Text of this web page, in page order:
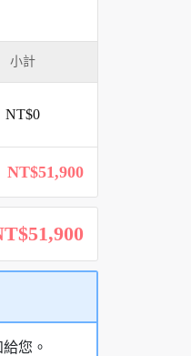
小計
NT$0
NT$51,900
您。